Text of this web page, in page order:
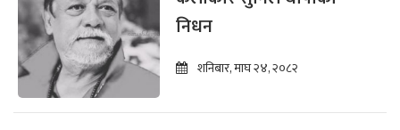
निधन
शनिबार, माघ २४, २०८२